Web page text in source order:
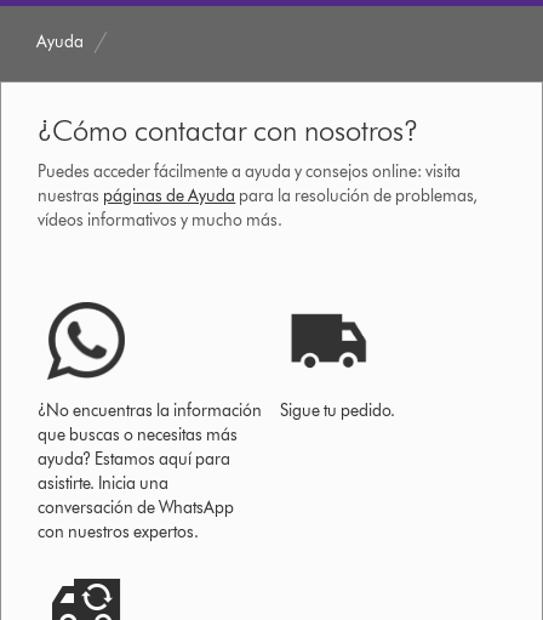
Ayuda
¿Cómo contactar con nosotros?
Puedes acceder fácilmente a ayuda y consejos online: visita
nuestras páginas de Ayuda para la resolución de problemas,
vídeos informativos y mucho más.
¿No encuentras la información
que buscas o necesitas más
ayuda? Estamos aquí para
asistirte. Inicia una
conversación de WhatsApp
con nuestros expertos.
Sigue tu pedido.